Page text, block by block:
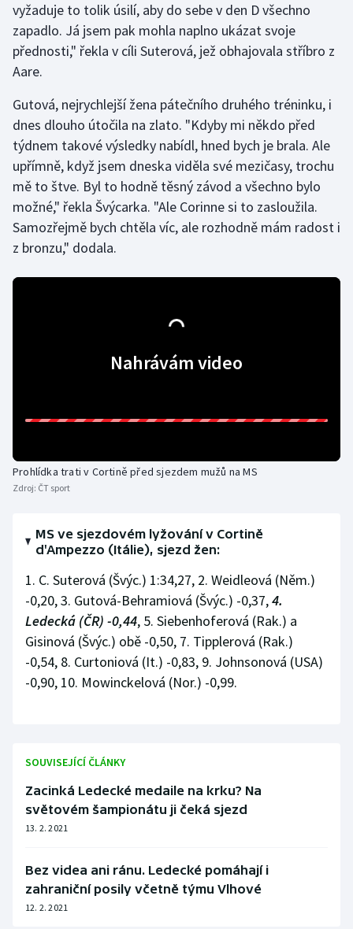
vyžaduje to tolik úsilí, aby do sebe v den D všechno
zapadlo. Já jsem pak mohla naplno ukázat svoje
přednosti," řekla v cíli Suterová, jež obhajovala stříbro z
Aare.
Gutová, nejrychlejší žena pátečního druhého tréninku, i
dnes dlouho útočila na zlato. "Kdyby mi někdo před
týdnem takové výsledky nabídl, hned bych je brala. Ale
upřímně, když jsem dneska viděla své mezičasy, trochu
mě to štve. Byl to hodně těsný závod a všechno bylo
možné," řekla Švýcarka. "Ale Corinne si to zasloužila.
Samozřejmě bych chtěla víc, ale rozhodně mám radost i
z bronzu," dodala.
Nahrávám video
Prohlídka trati v Cortině před sjezdem mužů na MS
Zdroj: ČT sport
MS ve sjezdovém lyžování v Cortině
d'Ampezzo (Itálie), sjezd žen:
1. C. Suterová (Švýc.) 1:34,27, 2. Weidleová (Něm.)
-0,20, 3. Gutová-Behramiová (Švýc.) -0,37,4.
Ledecká (ČR) -0,44, 5. Siebenhoferová (Rak.) a
Gisinová (Švýc.) obě -0,50, 7. Tipplerová (Rak.)
-0,54, 8. Curtoniová (It.) -0,83, 9. Johnsonová (USA)
-0,90, 10. Mowinckelová (Nor.) -0,99.
SOUVISEJÍCÍ ČLÁNKY
Zacinká Ledecké medaile na krku? Na
světovém šampionátu ji čeká sjezd
13. 2. 2021
Bez videa ani ránu. Ledecké pomáhají i
zahraniční posily včetně týmu Vlhové
12. 2. 2021